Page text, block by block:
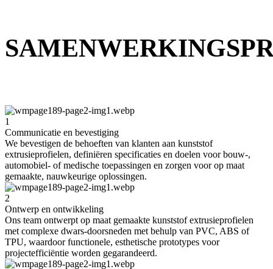
1
Communicatie en bevestiging
We bevestigen de behoeften van klanten aan kunststof
extrusieprofielen, definiëren specificaties en doelen voor bouw-,
automobiel- of medische toepassingen en zorgen voor op maat
gemaakte, nauwkeurige oplossingen.
2
Ontwerp en ontwikkeling
Ons team ontwerpt op maat gemaakte kunststof extrusieprofielen
met complexe dwars-doorsneden met behulp van PVC, ABS of
TPU, waardoor functionele, esthetische prototypes voor
projectefficiëntie worden gegarandeerd.